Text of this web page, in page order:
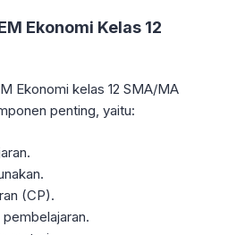
Ekonomi Kelas 12
Ekonomi kelas 12 SMA/MA
penting, yaitu:
(CP).